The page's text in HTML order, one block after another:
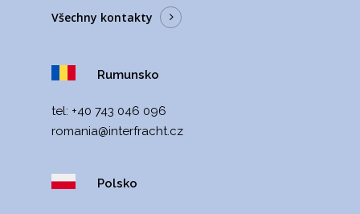
Všechny kontakty
Rumunsko
tel: +40 743 046 096
romania@interfracht.cz
Polsko